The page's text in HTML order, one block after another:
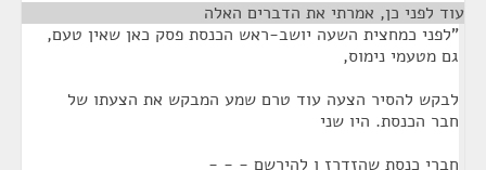
עוד לפני כן, אמרתי את הדברים האלה
"לפני כמחצית השעה יושב-ראש הכנסת פסק כאן שאין טעם,
גם מטעמי נימוס,
לבקש להסיר הצעה עוד טרם שמע המבקש את הצעתו של
חבר הכנסת. היו שני
חברי כנסת שהזדרז ו להירשם - - -